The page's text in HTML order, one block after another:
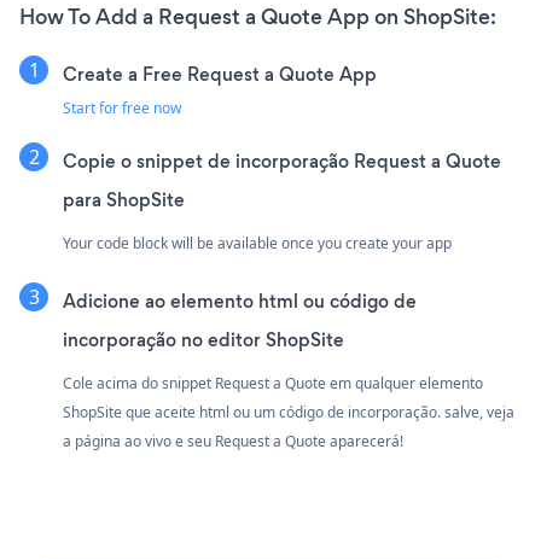
How To Add a Request a Quote App on ShopSite:
Create a Free Request a Quote App
Start for free now
Copie o snippet de incorporação Request a Quote
para ShopSite
Your code block will be available once you create your app
Adicione ao elemento html ou código de
incorporação no editor ShopSite
Cole acima do snippet Request a Quote em qualquer elemento
ShopSite que aceite html ou um código de incorporação. salve, veja
a página ao vivo e seu Request a Quote aparecerá!